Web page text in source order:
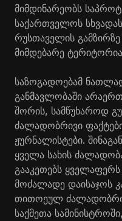
მიმდინარეობს
საქართველოს
რუსთაველის
მიმდებარე
საზოგადოებამ
განმავლობაში
შორის, სამწუხაროდ
ძალადობრივი
ჟურნალისტები.
ყველა სახის
გააკეთებს
მოძალადე დაისაჯოს
თითოეულ
საქმეთა